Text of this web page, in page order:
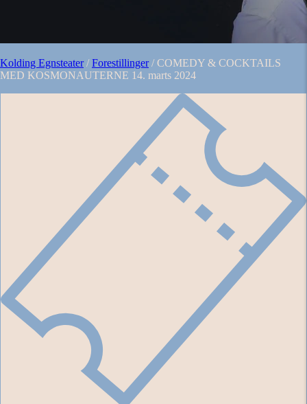
Kolding Egnsteater/Forestillinger/COMEDY & COCKTAILS
MED KOSMONAUTERNE 14. marts 2024